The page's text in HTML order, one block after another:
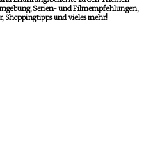
Serien- und Filmempfehlungen,
Shoppingtipps und vieles mehr!